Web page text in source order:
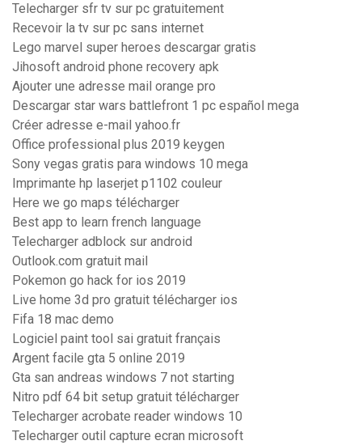
Telecharger sfr tv sur pc gratuitement
Recevoir la tv sur pc sans internet
Lego marvel super heroes descargar gratis
Jihosoft android phone recovery apk
Ajouter une adresse mail orange pro
Descargar star wars battlefront 1 pc español mega
Créer adresse e-mail yahoo.fr
Office professional plus 2019 keygen
Sony vegas gratis para windows 10 mega
Imprimante hp laserjet p1102 couleur
Here we go maps télécharger
Best app to learn french language
Telecharger adblock sur android
Outlook.com gratuit mail
Pokemon go hack for ios 2019
Live home 3d pro gratuit télécharger ios
Fifa 18 mac demo
Logiciel paint tool sai gratuit français
Argent facile gta 5 online 2019
Gta san andreas windows 7 not starting
Nitro pdf 64 bit setup gratuit télécharger
Telecharger acrobate reader windows 10
Telecharger outil capture ecran microsoft